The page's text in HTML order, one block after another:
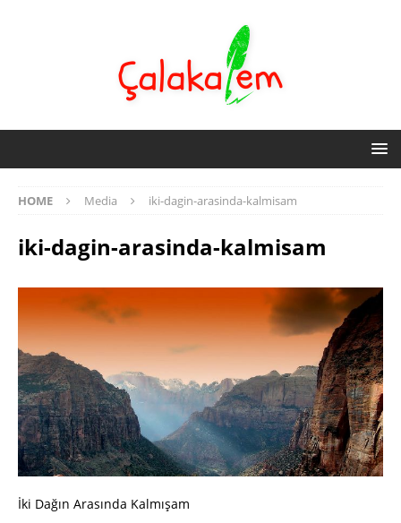
HOME Media iki-dagin-arasinda-kalmisam
iki-dagin-arasinda-kalmisam
İki Dağın Arasında Kalmışam